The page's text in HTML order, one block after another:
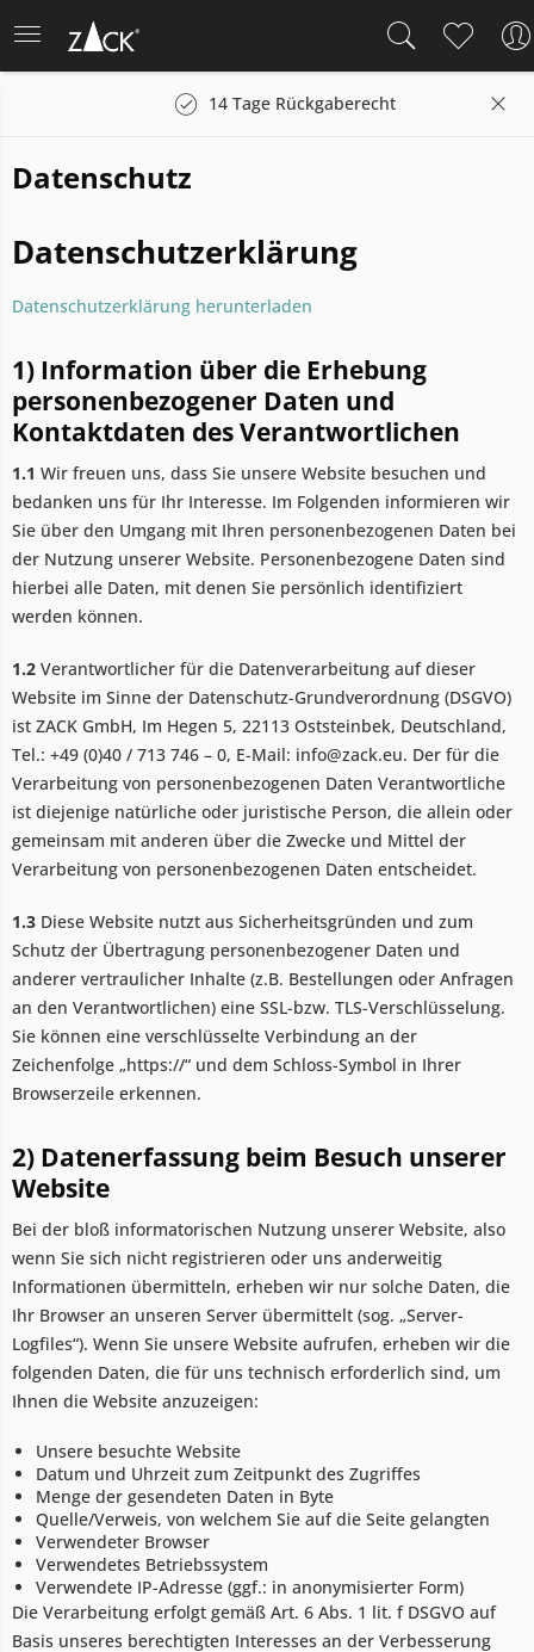
14 Tage Rückgaberecht
Datenschutz
Datenschutzerklärung
Datenschutzerklärung herunterladen
1) Information über die Erhebung
personenbezogener Daten und
Kontaktdaten des Verantwortlichen
1.1 Wir freuen uns, dass Sie unsere Website besuchen und
bedanken uns für Ihr Interesse. Im Folgenden informieren wir
Sie über den Umgang mit Ihren personenbezogenen Daten bei
der Nutzung unserer Website. Personenbezogene Daten sind
hierbei alle Daten, mit denen Sie persönlich identifiziert
werden können.
1.2 Verantwortlicher für die Datenverarbeitung auf dieser
Website im Sinne der Datenschutz-Grundverordnung (DSGVO)
ist ZACK GmbH, Im Hegen 5, 22113 Oststeinbek, Deutschland,
Tel.: +49 (0)40 / 713 746 – 0, E-Mail: info@zack.eu. Der für die
Verarbeitung von personenbezogenen Daten Verantwortliche
ist diejenige natürliche oder juristische Person, die allein oder
gemeinsam mit anderen über die Zwecke und Mittel der
Verarbeitung von personenbezogenen Daten entscheidet.
1.3 Diese Website nutzt aus Sicherheitsgründen und zum
Schutz der Übertragung personenbezogener Daten und
anderer vertraulicher Inhalte (z.B. Bestellungen oder Anfragen
an den Verantwortlichen) eine SSL-bzw. TLS-Verschlüsselung.
Sie können eine verschlüsselte Verbindung an der
Zeichenfolge „https://“ und dem Schloss-Symbol in Ihrer
Browserzeile erkennen.
2) Datenerfassung beim Besuch unserer
Website
Bei der bloß informatorischen Nutzung unserer Website, also
wenn Sie sich nicht registrieren oder uns anderweitig
Informationen übermitteln, erheben wir nur solche Daten, die
Ihr Browser an unseren Server übermittelt (sog. „Server-
Logfiles“). Wenn Sie unsere Website aufrufen, erheben wir die
folgenden Daten, die für uns technisch erforderlich sind, um
Ihnen die Website anzuzeigen:
Unsere besuchte Website
Datum und Uhrzeit zum Zeitpunkt des Zugriffes
Menge der gesendeten Daten in Byte
Quelle/Verweis, von welchem Sie auf die Seite gelangten
Verwendeter Browser
Verwendetes Betriebssystem
Verwendete IP-Adresse (ggf.: in anonymisierter Form)
Die Verarbeitung erfolgt gemäß Art. 6 Abs. 1 lit. f DSGVO auf
Basis unseres berechtigten Interesses an der Verbesserung